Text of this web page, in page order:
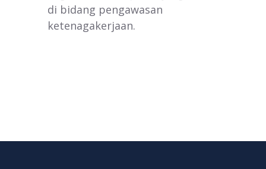
di bidang pengawasan
ketenagakerjaan.